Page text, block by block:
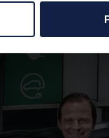
ofrecer
del sitio web con
información que